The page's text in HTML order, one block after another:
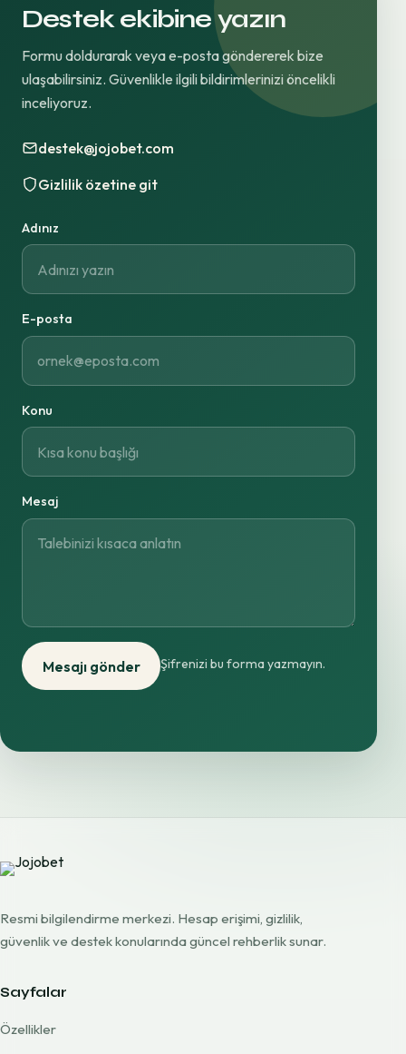
Destek ekibine yazın
Formu doldurarak veya e-posta göndererek bize
ulaşabilirsiniz. Güvenlikle ilgili bildirimlerinizi öncelikli
inceliyoruz.
destek@jojobet.com
Gizlilik özetine git
Adınız
E-posta
Konu
Mesaj
Mesajı gönder Şifrenizi bu forma yazmayın.
Resmi bilgilendirme merkezi. Hesap erişimi, gizlilik,
güvenlik ve destek konularında güncel rehberlik sunar.
Sayfalar
Özellikler